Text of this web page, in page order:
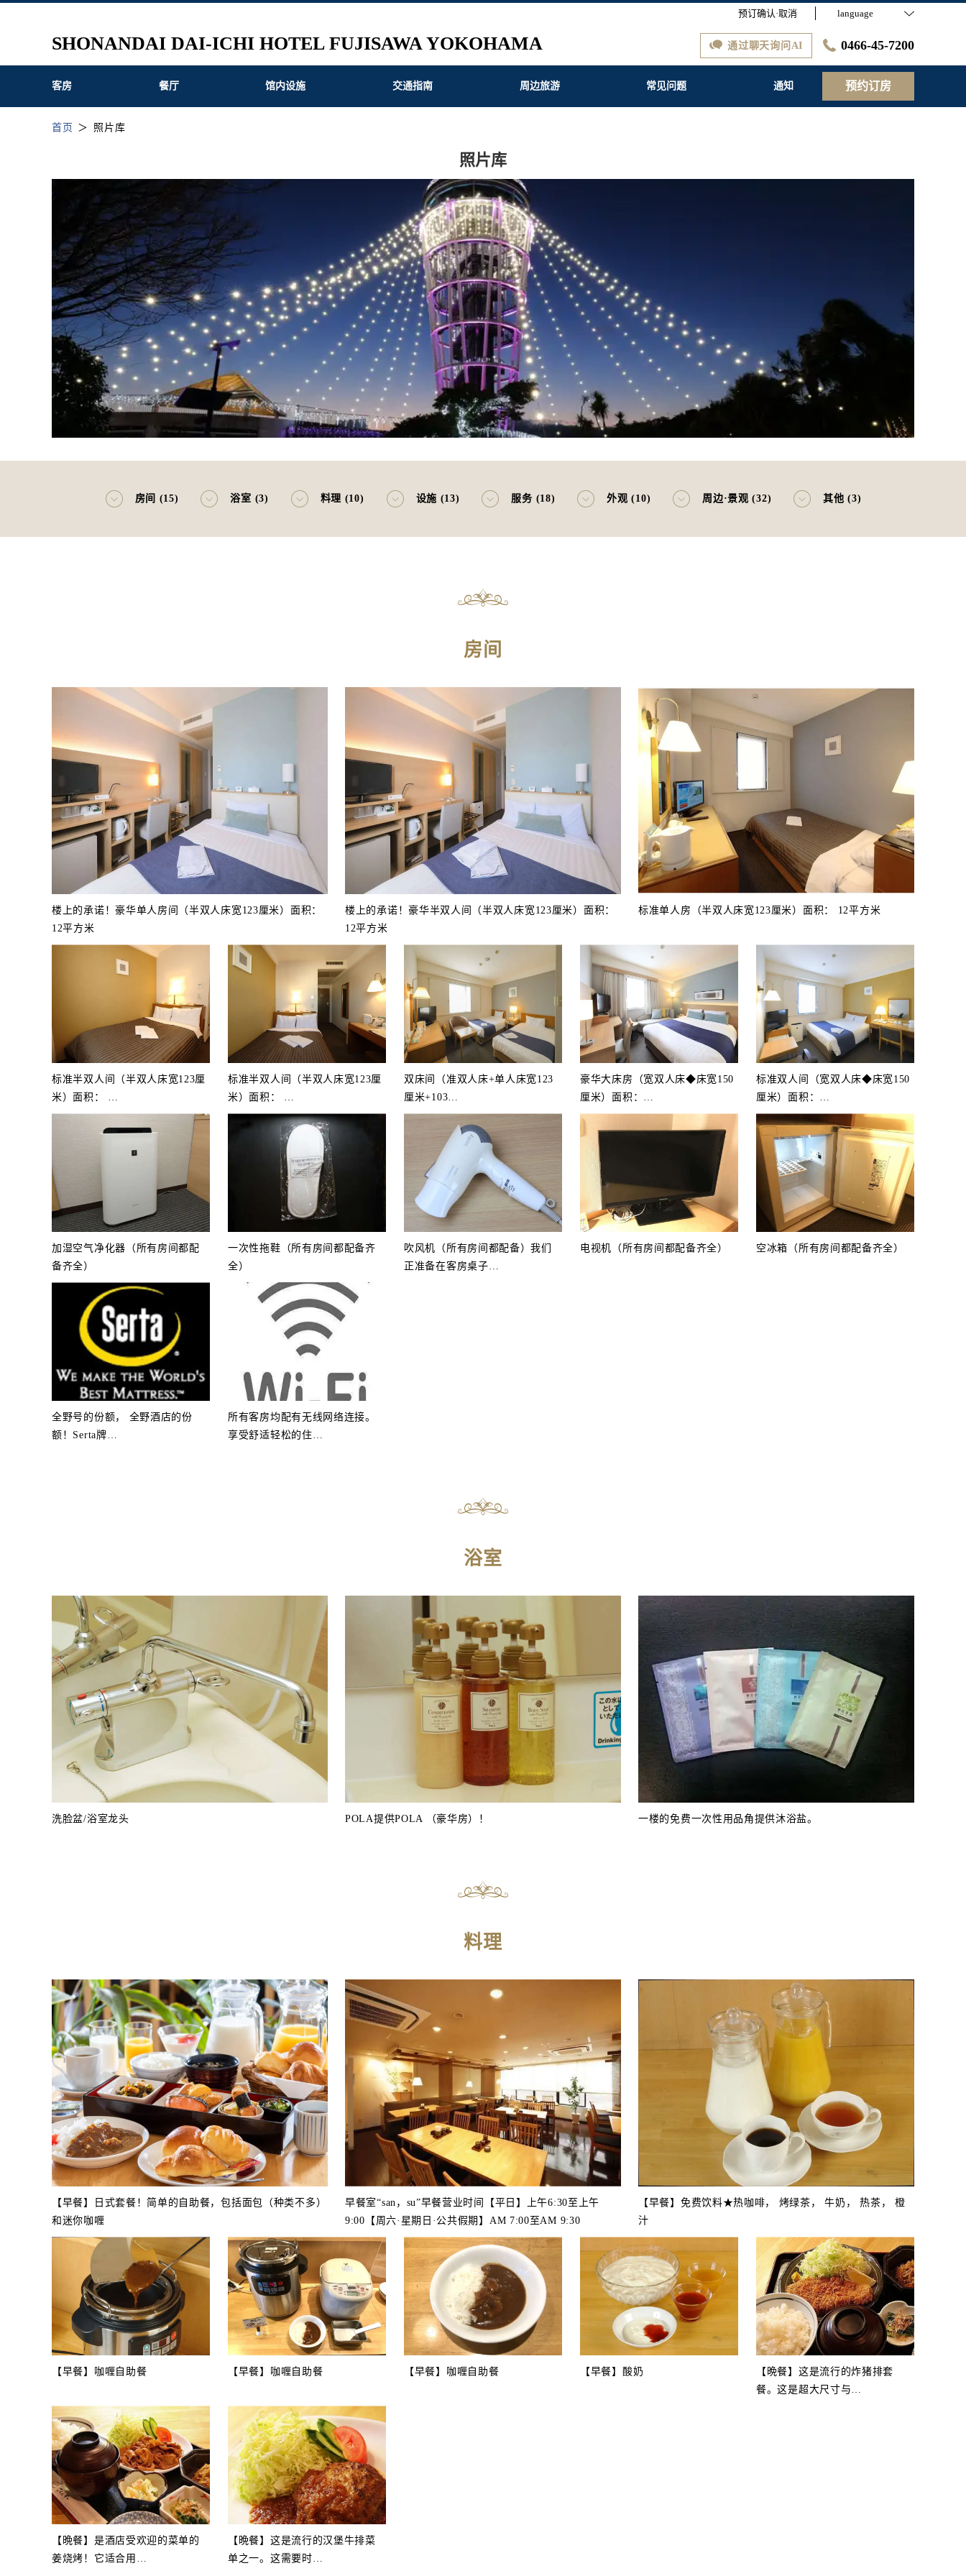
预订确认·取消 language
SHONANDAI DAI-ICHI HOTEL FUJISAWA YOKOHAMA 通过聊天询问AI 0466-45-7200
客房 餐厅 馆内设施 交通指南 周边旅游 常见问题 通知 预约订房
首页 照片库
照片库
房间 (15) 浴室 (3) 料理 (10) 设施 (13) 服务 (18) 外观 (10) 周边·景观 (32) 其他 (3)
房间
楼上的承诺！豪华单人房间（半双人床宽123厘米）面积：
12平方米
楼上的承诺！豪华半双人间（半双人床宽123厘米）面积：
12平方米
标准单人房（半双人床宽123厘米）面积： 12平方米
标准半双人间（半双人床宽123厘
米）面积： …
标准半双人间（半双人床宽123厘
米）面积： …
双床间（准双人床+单人床宽123
厘米+103…
豪华大床房（宽双人床◆床宽150
厘米）面积： …
标准双人间（宽双人床◆床宽150
厘米）面积： …
加湿空气净化器（所有房间都配
备齐全）
一次性拖鞋（所有房间都配备齐
全）
吹风机（所有房间都配备）我们
正准备在客房桌子…
电视机（所有房间都配备齐全） 空冰箱（所有房间都配备齐全）
全野号的份额， 全野酒店的份
额！Serta牌…
所有客房均配有无线网络连接。
享受舒适轻松的住…
浴室
洗脸盆/浴室龙头 POLA提供POLA （豪华房）！ 一楼的免费一次性用品角提供沐浴盐。
料理
【早餐】日式套餐！简单的自助餐，包括面包（种类不多）
和迷你咖喱
早餐室“san，su”早餐营业时间【平日】上午6:30至上午
9:00【周六·星期日·公共假期】AM 7:00至AM 9:30
【早餐】免费饮料★热咖啡， 烤绿茶， 牛奶， 热茶， 橙
汁
【早餐】咖喱自助餐 【早餐】咖喱自助餐 【早餐】咖喱自助餐 【早餐】酸奶
【晩餐】这是流行的炸猪排套
餐。这是超大尺寸与…
【晩餐】是酒店受欢迎的菜单的
姜烧烤！它适合用 …
【晩餐】这是流行的汉堡牛排菜
单之一。这需要时…